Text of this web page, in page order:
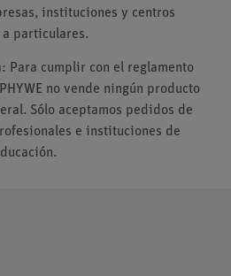
instituciones y centros
a particulares.
Para cumplir con el reglamento
no vende ningún producto
Sólo aceptamos pedidos de
e instituciones de